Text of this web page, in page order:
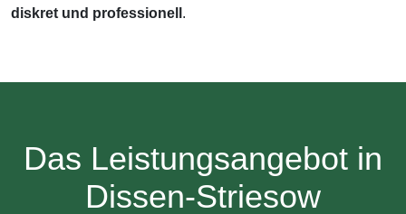
diskret und professionell .
Das Leistungsangebot in
Dissen-Striesow